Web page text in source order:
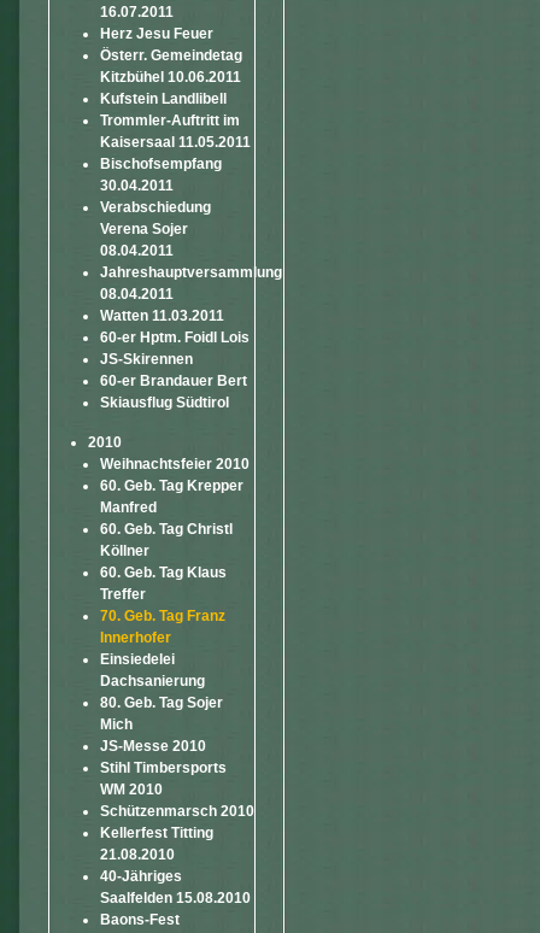
16.07.2011
Herz Jesu Feuer
Österr. Gemeindetag
Kitzbühel 10.06.2011
Kufstein Landlibell
Trommler-Auftritt im
Kaisersaal 11.05.2011
Bischofsempfang
30.04.2011
Verabschiedung
Verena Sojer
08.04.2011
Jahreshauptversammlung
08.04.2011
Watten 11.03.2011
60-er Hptm. Foidl Lois
JS-Skirennen
60-er Brandauer Bert
Skiausflug Südtirol
2010
Weihnachtsfeier 2010
60. Geb. Tag Krepper
Manfred
60. Geb. Tag Christl
Köllner
60. Geb. Tag Klaus
Treffer
70. Geb. Tag Franz
Innerhofer
Einsiedelei
Dachsanierung
80. Geb. Tag Sojer
Mich
JS-Messe 2010
Stihl Timbersports
WM 2010
Schützenmarsch 2010
Kellerfest Titting
21.08.2010
40-Jähriges
Saalfelden 15.08.2010
Baons-Fest